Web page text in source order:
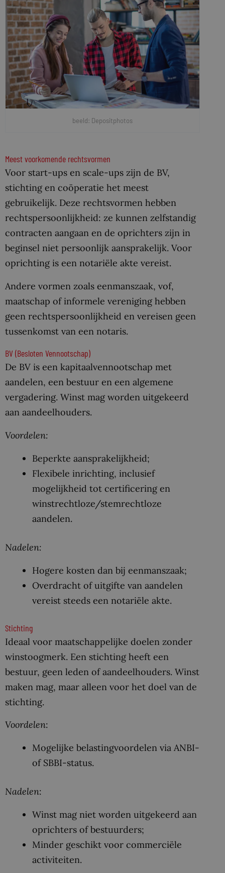
beeld: Depositphotos
Meest voorkomende rechtsvormen
Voor start-ups en scale-ups zijn de BV,
stichting en coöperatie het meest
gebruikelijk. Deze rechtsvormen hebben
rechtspersoonlijkheid: ze kunnen zelfstandig
contracten aangaan en de oprichters zijn in
beginsel niet persoonlijk aansprakelijk. Voor
oprichting is een notariële akte vereist.
Andere vormen zoals eenmanszaak, vof,
maatschap of informele vereniging hebben
geen rechtspersoonlijkheid en vereisen geen
tussenkomst van een notaris.
BV (Besloten Vennootschap)
De BV is een kapitaalvennootschap met
aandelen, een bestuur en een algemene
vergadering. Winst mag worden uitgekeerd
aan aandeelhouders.
Voordelen:
Beperkte aansprakelijkheid;
Flexibele inrichting, inclusief
mogelijkheid tot certificering en
winstrechtloze/stemrechtloze
aandelen.
Nadelen:
Hogere kosten dan bij eenmanszaak;
Overdracht of uitgifte van aandelen
vereist steeds een notariële akte.
Stichting
Ideaal voor maatschappelijke doelen zonder
winstoogmerk. Een stichting heeft een
bestuur, geen leden of aandeelhouders. Winst
maken mag, maar alleen voor het doel van de
stichting.
Voordelen:
Mogelijke belastingvoordelen via ANBI-
of SBBI-status.
Nadelen:
Winst mag niet worden uitgekeerd aan
oprichters of bestuurders;
Minder geschikt voor commerciële
activiteiten.